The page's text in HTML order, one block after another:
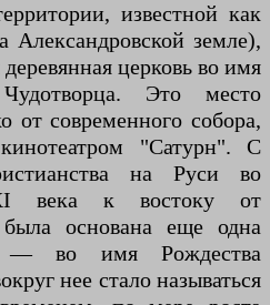
известной как
Александровской земле),
церковь во имя
Это место
от современного собора,
"Сатурн". С
на Руси во
века к востоку от
была основана еще одна
— во имя Рождества
нее стало называться